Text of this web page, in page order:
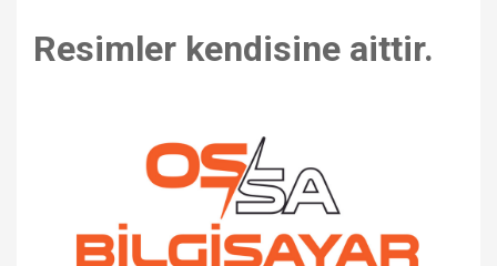
Resimler kendisine aittir.